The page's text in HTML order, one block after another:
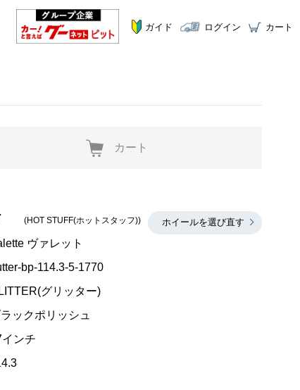
ガイド ログイン カート
カート
ホイールを選び直す
(HOT STUFF(ホットスタッフ))
ヴァレット
bp-114.3-5-1770
グリッター)
ックポリッシュ
インチ